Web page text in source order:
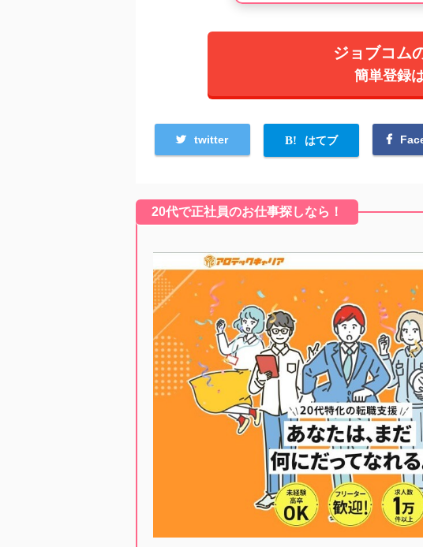
ジョブコム
簡単登録
twitter はてブ
20代で正社員のお仕事探しなら！